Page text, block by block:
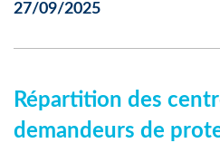
27/09/2025
Répartition des
demandeurs de